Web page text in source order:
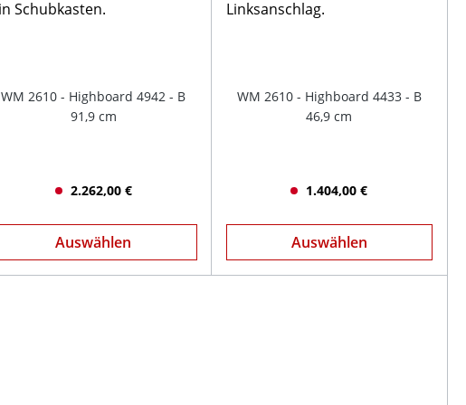
WM 2610 - Highboard 4942 - B
91,9 cm
2.262,00 €
Auswählen
WM 2610 - Highboard 4433 - B
46,9 cm
1.404,00 €
Auswählen